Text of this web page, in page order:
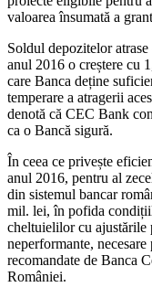
valoarea însumată a
Soldul depozitelor
anul 2016 o creștere cu
care Banca deține
temperare a atragerii
denotă că CEC Bank
ca o Bancă sigură.
În ceea ce privește
anul 2016, pentru al
din sistemul bancar
mil. lei, în pofida
cheltuielilor cu ajustările
neperformante,
recomandate de Banca
României.